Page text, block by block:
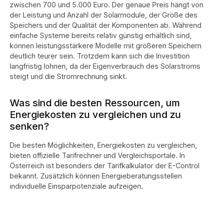
zwischen 700 und 5.000 Euro. Der genaue Preis hängt von
der Leistung und Anzahl der Solarmodule, der Größe des
Speichers und der Qualität der Komponenten ab. Während
einfache Systeme bereits relativ günstig erhältlich sind,
können leistungsstärkere Modelle mit größeren Speichern
deutlich teurer sein. Trotzdem kann sich die Investition
langfristig lohnen, da der Eigenverbrauch des Solarstroms
steigt und die Stromrechnung sinkt.
Was sind die besten Ressourcen, um
Energiekosten zu vergleichen und zu
senken?
Die besten Möglichkeiten, Energiekosten zu vergleichen,
bieten offizielle Tarifrechner und Vergleichsportale. In
Österreich ist besonders der Tarifkalkulator der E-Control
bekannt. Zusätzlich können Energieberatungsstellen
individuelle Einsparpotenziale aufzeigen.